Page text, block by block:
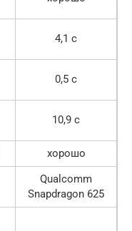
4,1 с
0,5 с
10,9 с
хорошо
Qualcomm
Snapdragon 625